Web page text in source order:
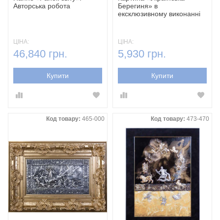
Авторська робота
ЦІНА:
46,840 грн.
Купити
Берегиня» в
ексклюзивному виконанні
ЦІНА:
5,930 грн.
Купити
Код товару: 465-000 Код товару: 473-470